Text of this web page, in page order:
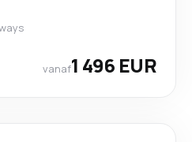
vanaf1 496 EUR